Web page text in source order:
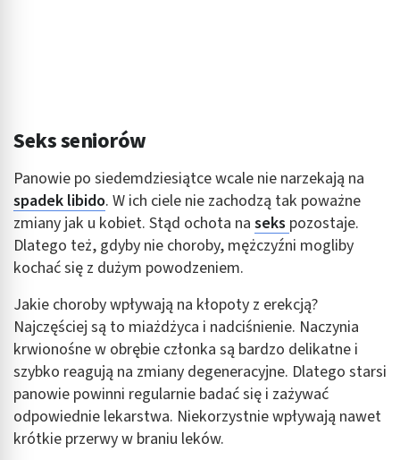
Seks seniorów
Panowie po siedemdziesiątce wcale nie narzekają na
spadek libido. W ich ciele nie zachodzą tak poważne
zmiany jak u kobiet. Stąd ochota na seks pozostaje.
Dlatego też, gdyby nie choroby, mężczyźni mogliby
kochać się z dużym powodzeniem.
Jakie choroby wpływają na kłopoty z erekcją?
Najczęściej są to miażdżyca i nadciśnienie. Naczynia
krwionośne w obrębie członka są bardzo delikatne i
szybko reagują na zmiany degeneracyjne. Dlatego starsi
panowie powinni regularnie badać się i zażywać
odpowiednie lekarstwa. Niekorzystnie wpływają nawet
krótkie przerwy w braniu leków.
Wykorzystanie profili do wyboru
spersonalizowanych reklam
Tworzenie profili w celu personalizacji treści
Wykorzystywanie profili w celu doboru
spersonalizowanych treści
Pomiar efektywności reklam
Pomiar efektywności treści
Rozumienie odbiorców dzięki statystyce lub
kombinacji danych z różnych źródeł
Rozwój i ulepszanie usług
Wykorzystywanie ograniczonych danych do
wyboru treści